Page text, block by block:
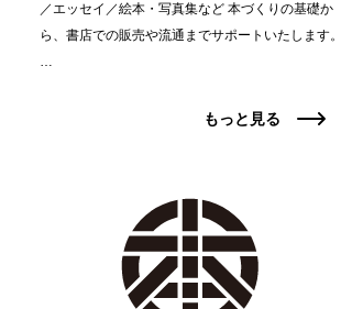
／エッセイ／絵本・写真集など 本づくりの基礎か
ら、書店での販売や流通までサポートいたします。
…
もっと見る